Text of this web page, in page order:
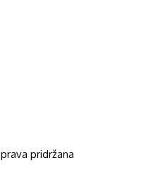
pridržana